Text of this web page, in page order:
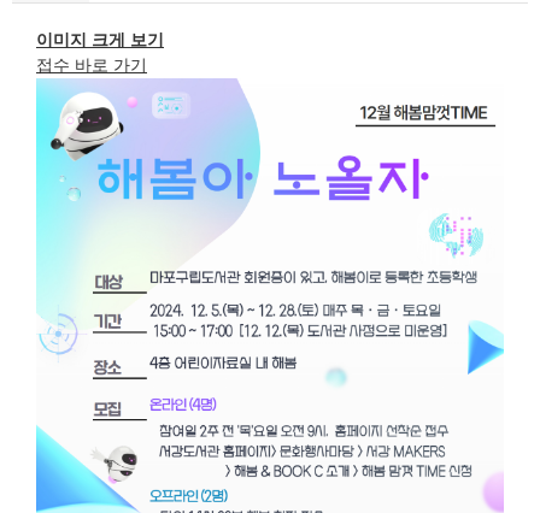
이미지 크게 보기
접수 바로 가기